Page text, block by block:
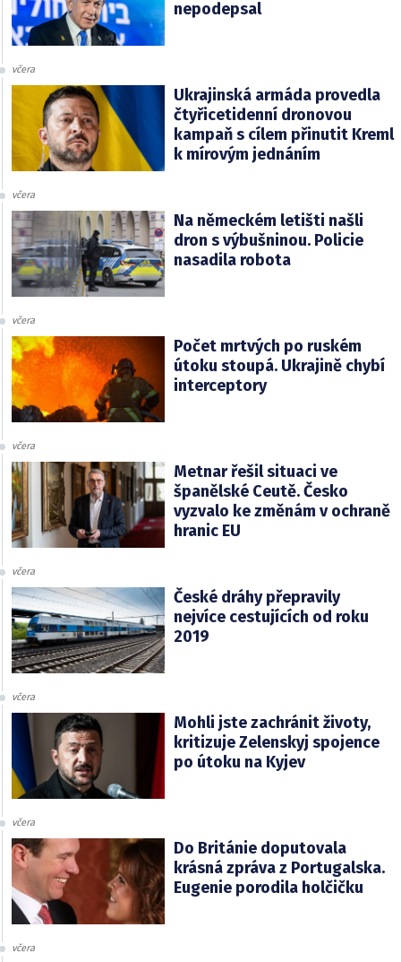
nepodepsal
včera
Ukrajinská armáda provedla
čtyřicetidenní dronovou
kampaň s cílem přinutit Kreml
k mírovým jednáním
včera
Na německém letišti našli
dron s výbušninou. Policie
nasadila robota
včera
Počet mrtvých po ruském
útoku stoupá. Ukrajině chybí
interceptory
včera
Metnar řešil situaci ve
španělské Ceutě. Česko
vyzvalo ke změnám v ochraně
hranic EU
včera
České dráhy přepravily
nejvíce cestujících od roku
2019
včera
Mohli jste zachránit životy,
kritizuje Zelenskyj spojence
po útoku na Kyjev
včera
Do Británie doputovala
krásná zpráva z Portugalska.
Eugenie porodila holčičku
včera